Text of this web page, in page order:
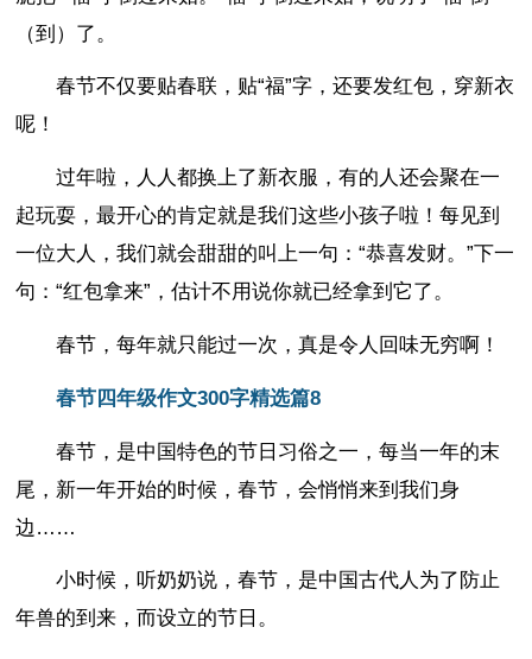
（到）了。
春节不仅要贴春联，贴“福”字，还要发红包，穿新衣
呢！
过年啦，人人都换上了新衣服，有的人还会聚在一
起玩耍，最开心的肯定就是我们这些小孩子啦！每见到
一位大人，我们就会甜甜的叫上一句：“恭喜发财。”下一
句：“红包拿来”，估计不用说你就已经拿到它了。
春节，每年就只能过一次，真是令人回味无穷啊！
春节四年级作文300字精选篇8
春节，是中国特色的节日习俗之一，每当一年的末
尾，新一年开始的时候，春节，会悄悄来到我们身
边……
小时候，听奶奶说，春节，是中国古代人为了防止
年兽的到来，而设立的节日。